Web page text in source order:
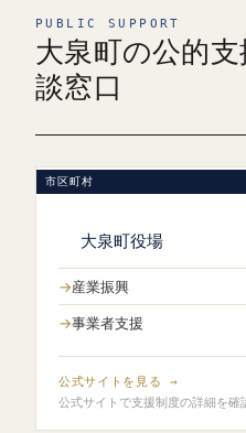
PUBLIC SUPPORT
大泉町の公的支
談窓口
市区町村
大泉町役場
産業振興
事業者支援
公式サイトを見る →
公式サイトで支援制度の詳細を確